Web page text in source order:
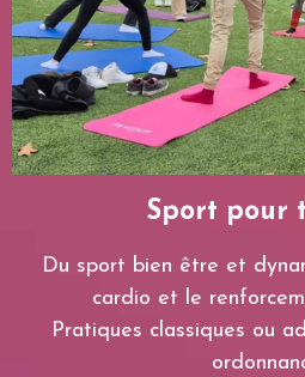
Sport pour
Du sport bien être et
cardio et le
Pratiques classiques ou